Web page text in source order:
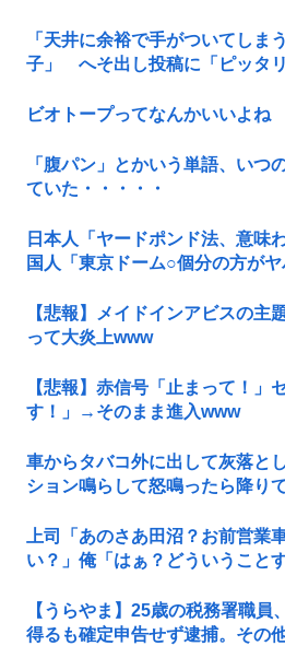
「天井に余裕で手がついてしま
子」 へそ出し投稿に「ピッタ
ビオトープってなんかいいよね
「腹パン」とかいう単語、いつ
ていた・・・・・
日本人「ヤードポンド法、意味
国人「東京ドーム○個分の方がヤ
【悲報】メイドインアビスの主
って大炎上www
【悲報】赤信号「止まって！」
す！」→そのまま進入www
車からタバコ外に出して灰落と
ション鳴らして怒鳴ったら降り
上司「あのさあ田沼？お前営業
い？」俺「はぁ？どういうこと
【うらやま】25歳の税務署職員
得るも確定申告せず逮捕。その